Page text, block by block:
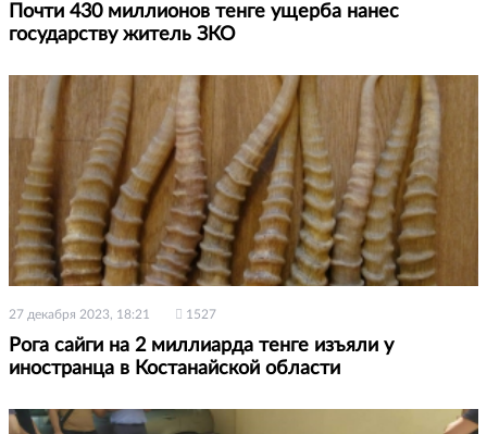
Почти 430 миллионов тенге ущерба нанес
государству житель ЗКО
27 декабря 2023, 18:21 1527
Рога сайги на 2 миллиарда тенге изъяли у
иностранца в Костанайской области